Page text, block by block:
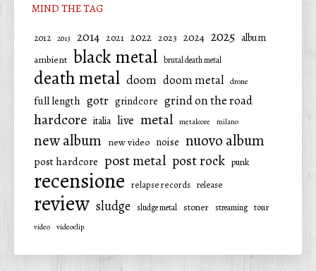
MIND THE TAG
2012 2013 2014 2021 2022 2023 2024 2025 album
ambient black metal brutal death metal
death metal doom doom metal drone
full length gotr grindcore grind on the road
hardcore italia live metal metalcore milano
new album new video noise nuovo album
post hardcore post metal post rock punk
recensione relapse records release
review sludge sludge metal stoner streaming tour
video videoclip